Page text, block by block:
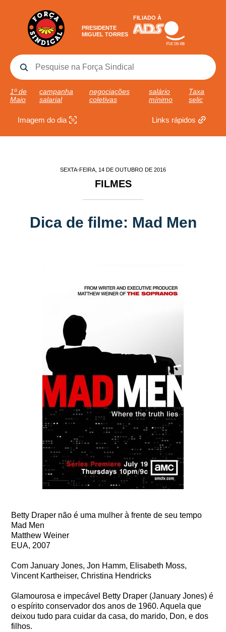
PRESIDENTE
MIGUEL TORRES
FILIADO À
1º de
Maio
campanha
salarial
negociações
coletivas
salário
mínimo
Taxa
selic
Imagem do dia Links rápidos
SEXTA-FEIRA, 14 DE OUTUBRO DE 2016
FILMES
Dica de filme: Mad Men
Betty Draper não é uma mulher à frente de seu tempo
Mad Men
Matthew Weiner
EUA, 2007
Com January Jones, Jon Hamm, Elisabeth Moss,
Vincent Kartheiser, Christina Hendricks
Glamourosa e impecável Betty Draper (January Jones) é
o espírito conservador dos anos de 1960. Aquela que
deixou tudo para cuidar da casa, do marido, Don, e dos
filhos.